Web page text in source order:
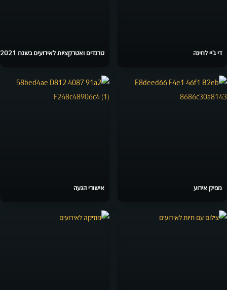
די ג'יי לחינה טרנדים ואטרקציות לאירועים בשנת 2021
מפיק אירוע אישורי הגעה